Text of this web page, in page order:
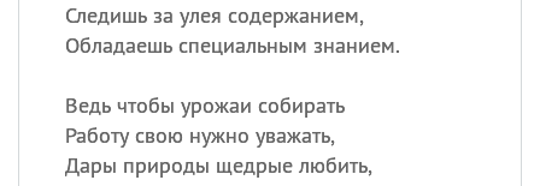
Следишь за улея содержанием,
Обладаешь специальным знанием.
Ведь чтобы урожаи собирать
Работу свою нужно уважать,
Дары природы щедрые любить,